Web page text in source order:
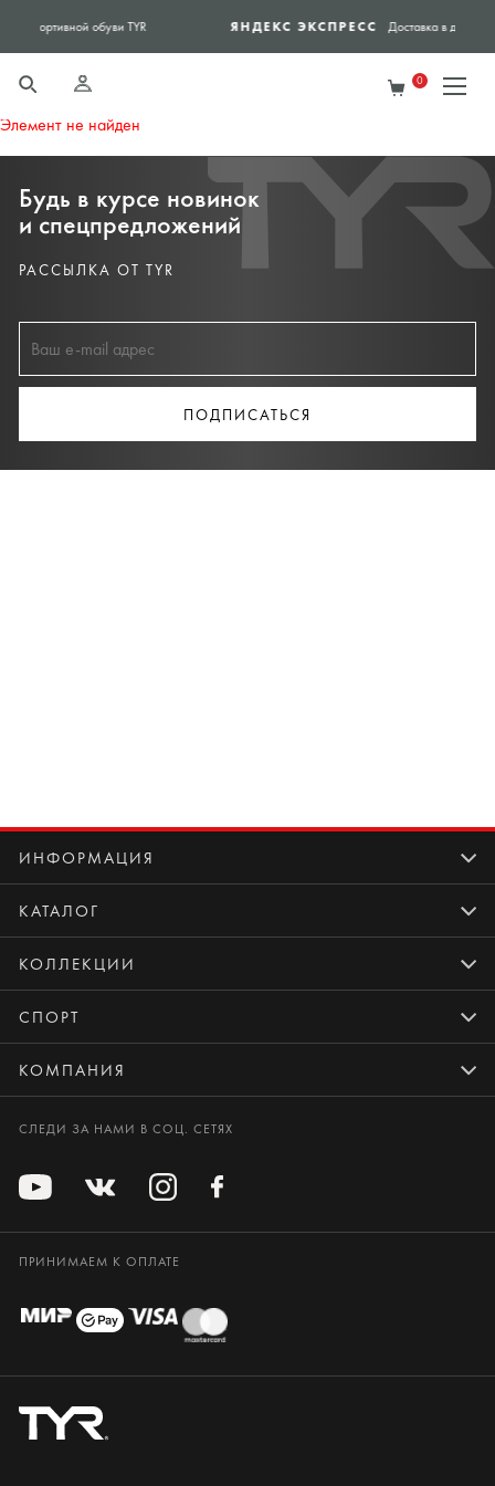
ЯНДЕКС ЭКСПРЕСС Доставка в день заказа - Яндекс экспресс
0
Элемент не найден
Будь в курсе новинок
и спецпредложений
РАССЫЛКА ОТ TYR
ПОДПИСАТЬСЯ
ИНФОРМАЦИЯ
КАТАЛОГ
КОЛЛЕКЦИИ
СПОРТ
КОМПАНИЯ
СЛЕДИ ЗА НАМИ В СОЦ. СЕТЯХ
ПРИНИМАЕМ К ОПЛАТЕ